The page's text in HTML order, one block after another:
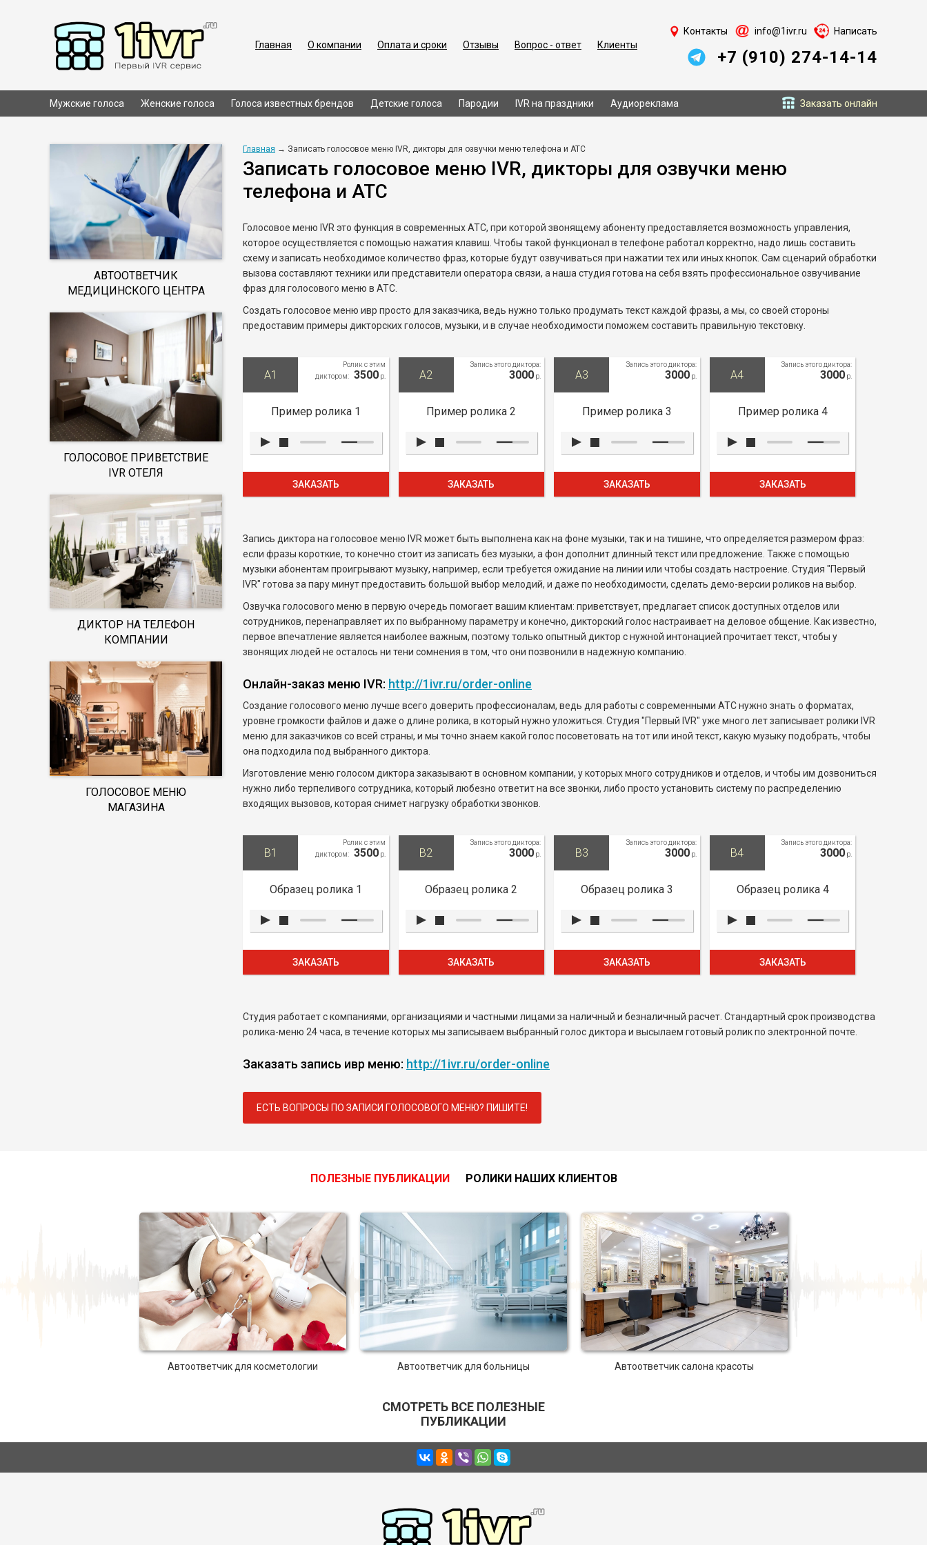
Главная О компании Оплата и сроки Отзывы Вопрос - ответ Клиенты
Контакты info@1ivr.ru Написать
+7 (910) 274-14-14
Мужские голоса Женские голоса Голоса известных брендов Детские голоса Пародии IVR на праздники Аудиореклама Заказать онлайн
АВТООТВЕТЧИК
МЕДИЦИНСКОГО ЦЕНТРА
ГОЛОСОВОЕ ПРИВЕТСТВИЕ
IVR ОТЕЛЯ
ДИКТОР НА ТЕЛЕФОН
КОМПАНИИ
ГОЛОСОВОЕ МЕНЮ
МАГАЗИНА
Главная → Записать голосовое меню IVR, дикторы для озвучки меню телефона и АТС
Записать голосовое меню IVR, дикторы для озвучки меню
телефона и АТС
Голосовое меню IVR это функция в современных АТС, при которой звонящему абоненту предоставляется возможность управления,
которое осуществляется с помощью нажатия клавиш. Чтобы такой функционал в телефоне работал корректно, надо лишь составить
схему и записать необходимое количество фраз, которые будут озвучиваться при нажатии тех или иных кнопок. Сам сценарий обработки
вызова составляют техники или представители оператора связи, а наша студия готова на себя взять профессиональное озвучивание
фраз для голосового меню в АТС.
Создать голосовое меню ивр просто для заказчика, ведь нужно только продумать текст каждой фразы, а мы, со своей стороны
предоставим примеры дикторских голосов, музыки, и в случае необходимости поможем составить правильную текстовку.
A1
Ролик с этим
диктором:
3500р.
Пример ролика 1
ЗАКАЗАТЬ
A2
Запись этого диктора:
3000 р.
Пример ролика 2
ЗАКАЗАТЬ
A3
Запись этого диктора:
3000р.
Пример ролика 3
ЗАКАЗАТЬ
A4
Запись этого диктора:
3000 р.
Пример ролика 4
ЗАКАЗАТЬ
Запись диктора на голосовое меню IVR может быть выполнена как на фоне музыки, так и на тишине, что определяется размером фраз:
если фразы короткие, то конечно стоит из записать без музыки, а фон дополнит длинный текст или предложение. Также с помощью
музыки абонентам проигрывают музыку, например, если требуется ожидание на линии или чтобы создать настроение. Студия "Первый
IVR" готова за пару минут предоставить большой выбор мелодий, и даже по необходимости, сделать демо-версии роликов на выбор.
Озвучка голосового меню в первую очередь помогает вашим клиентам: приветствует, предлагает список доступных отделов или
сотрудников, перенаправляет их по выбранному параметру и конечно, дикторский голос настраивает на деловое общение. Как известно,
первое впечатление является наиболее важным, поэтому только опытный диктор с нужной интонацией прочитает текст, чтобы у
звонящих людей не осталось ни тени сомнения в том, что они позвонили в надежную компанию.
Онлайн-заказ меню IVR: http://1ivr.ru/order-online
Создание голосового меню лучше всего доверить профессионалам, ведь для работы с современными АТС нужно знать о форматах,
уровне громкости файлов и даже о длине ролика, в который нужно уложиться. Студия "Первый IVR" уже много лет записывает ролики IVR
меню для заказчиков со всей страны, и мы точно знаем какой голос посоветовать на тот или иной текст, какую музыку подобрать, чтобы
она подходила под выбранного диктора.
Изготовление меню голосом диктора заказывают в основном компании, у которых много сотрудников и отделов, и чтобы им дозвониться
нужно либо терпеливого сотрудника, который любезно ответит на все звонки, либо просто установить систему по распределению
входящих вызовов, которая снимет нагрузку обработки звонков.
B1
Ролик с этим
диктором:
3500р.
Образец ролика 1
ЗАКАЗАТЬ
B2
Запись этого диктора:
3000 р.
Образец ролика 2
ЗАКАЗАТЬ
B3
Запись этого диктора:
3000р.
Образец ролика 3
ЗАКАЗАТЬ
B4
Запись этого диктора:
3000 р.
Образец ролика 4
ЗАКАЗАТЬ
Студия работает с компаниями, организациями и частными лицами за наличный и безналичный расчет. Стандартный срок производства
ролика-меню 24 часа, в течение которых мы записываем выбранный голос диктора и высылаем готовый ролик по электронной почте.
Заказать запись ивр меню: http://1ivr.ru/order-online
ЕСТЬ ВОПРОСЫ ПО ЗАПИСИ ГОЛОСОВОГО МЕНЮ? ПИШИТЕ!
ПОЛЕЗНЫЕ ПУБЛИКАЦИИ РОЛИКИ НАШИХ КЛИЕНТОВ
Автоответчик для косметологии Автоответчик для больницы Автоответчик салона красоты
СМОТРЕТЬ ВСЕ ПОЛЕЗНЫЕ
ПУБЛИКАЦИИ